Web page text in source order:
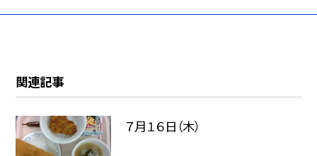
関連記事
７月１６日（木）